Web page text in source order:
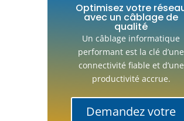
Optimisez votre
avec un câblage de
qualité
Un câblage informatique
performant est la clé d’une
connectivité fiable et d’une
productivité accrue.
Demandez votre